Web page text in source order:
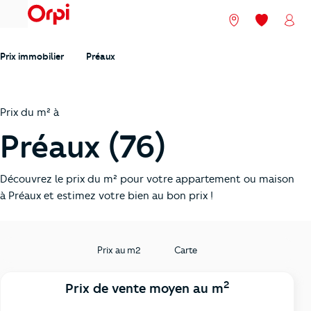
menu Nos agences
Mes
Prix immobilier Préaux
Prix du m² à
Préaux (76)
Découvrez le prix du m² pour votre appartement ou maison
à Préaux et estimez votre bien au bon prix !
Prix au m2 Carte
Prix de vente moyen au m2